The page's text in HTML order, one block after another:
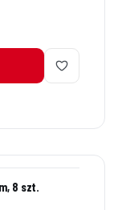
8 szt.